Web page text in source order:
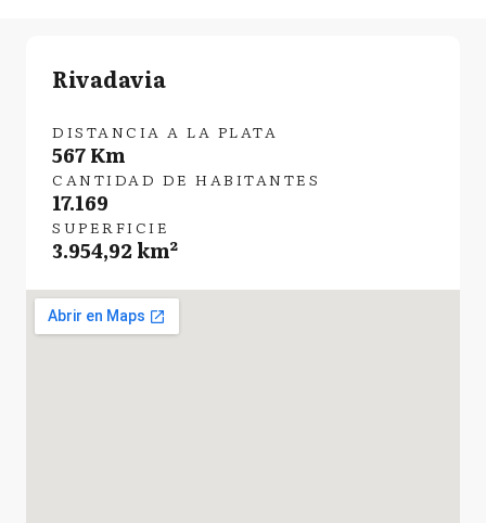
Rivadavia
DISTANCIA A LA PLATA
567 Km
CANTIDAD DE HABITANTES
17.169
SUPERFICIE
3.954,92 km²